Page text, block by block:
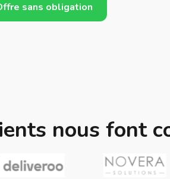
sans obligation
nous font